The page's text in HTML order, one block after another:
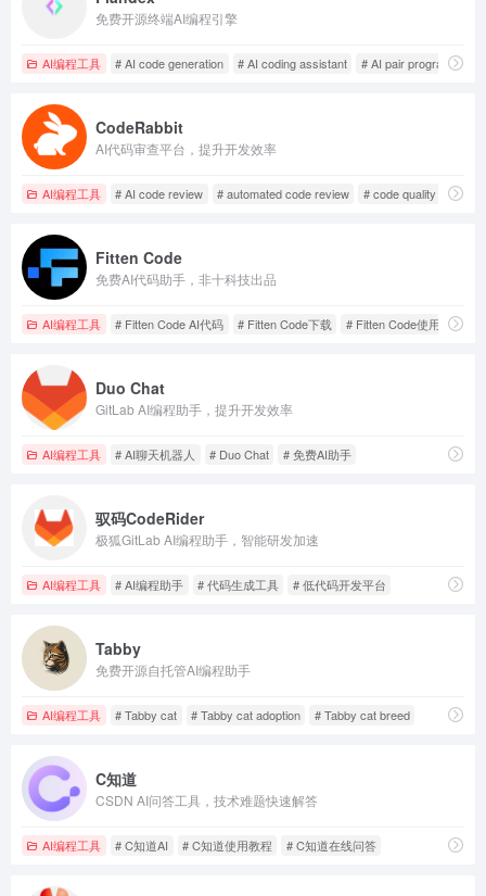
免费开源终端AI编程引擎
AI编程工具 # AI code generation # AI coding assistant # AI pair programming
CodeRabbit
AI代码审查平台，提升开发效率
AI编程工具 # AI code review # automated code review # code quality analysis
Fitten Code
免费AI代码助手，非十科技出品
AI编程工具 # Fitten Code AI代码 # Fitten Code下载 # Fitten Code使用指南
Duo Chat
GitLab AI编程助手，提升开发效率
AI编程工具 # AI聊天机器人 # Duo Chat # 免费AI助手
驭码CodeRider
极狐GitLab AI编程助手，智能研发加速
AI编程工具 # AI编程助手 # 代码生成工具 # 低代码开发平台
Tabby
免费开源自托管AI编程助手
AI编程工具 # Tabby cat # Tabby cat adoption # Tabby cat breed
C知道
CSDN AI问答工具，技术难题快速解答
AI编程工具 # C知道AI # C知道使用教程 # C知道在线问答